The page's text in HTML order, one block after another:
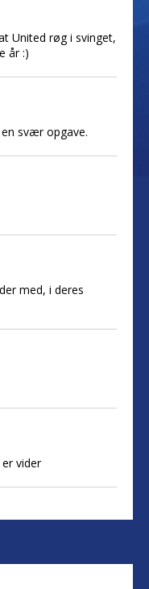
United røg i svinget,
år :)
svær opgave.
med, i deres
vider